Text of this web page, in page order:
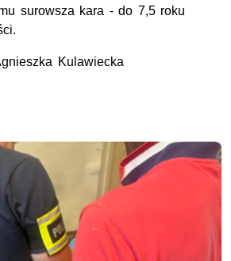
surowsza kara - do 7,5 roku
Kulawiecka